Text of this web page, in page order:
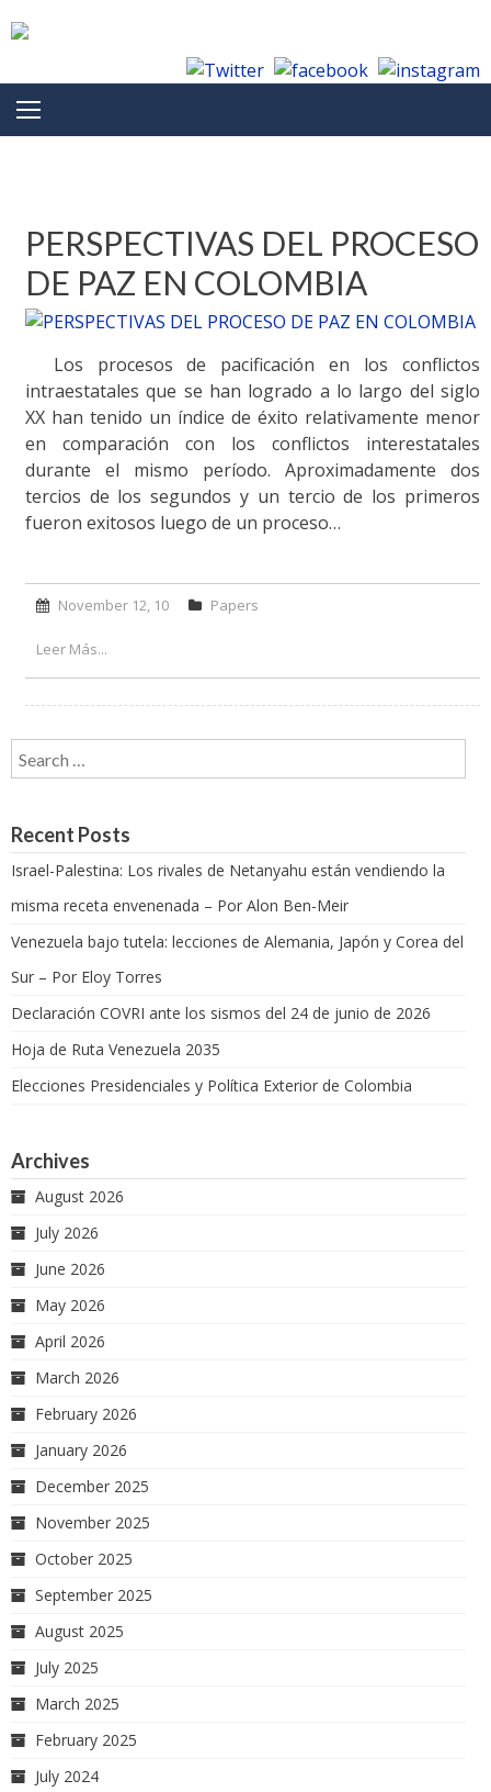
PERSPECTIVAS DEL PROCESO
DE PAZ EN COLOMBIA
Los procesos de pacificación en los conflictos
intraestatales que se han logrado a lo largo del siglo
XX han tenido un índice de éxito relativamente menor
en comparación con los conflictos interestatales
durante el mismo período. Aproximadamente dos
tercios de los segundos y un tercio de los primeros
fueron exitosos luego de un proceso…
November 12, 10 Papers
Leer Más...
Search for:
Recent Posts
Israel-Palestina: Los rivales de Netanyahu están vendiendo la
misma receta envenenada – Por Alon Ben-Meir
Venezuela bajo tutela: lecciones de Alemania, Japón y Corea del
Sur – Por Eloy Torres
Declaración COVRI ante los sismos del 24 de junio de 2026
Hoja de Ruta Venezuela 2035
Elecciones Presidenciales y Política Exterior de Colombia
Archives
August 2026
July 2026
June 2026
May 2026
April 2026
March 2026
February 2026
January 2026
December 2025
November 2025
October 2025
September 2025
August 2025
July 2025
March 2025
February 2025
July 2024